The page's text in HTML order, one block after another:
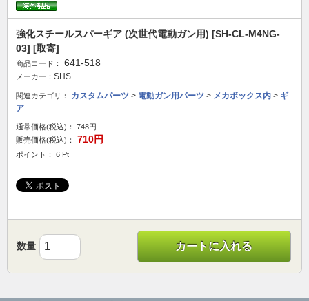
強化スチールスパーギア (次世代電動ガン用) [SH-CL-M4NG-
03] [取寄]
商品コード： 641-518
メーカー： SHS
関連カテゴリ： カスタムパーツ > 電動ガン用パーツ > メカボックス内 > ギ
ア
通常価格(税込)：
748円
販売価格(税込)：
710円
ポイント： 6 Pt
数量 カートに入れる